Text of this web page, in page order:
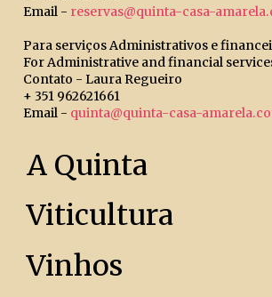
Email - reservas@quinta-casa-
Para serviços Administrativos e
For Administrative and financial
Contato - Laura Regueiro
+ 351 962621661
Email - quinta@quinta-casa-
A Quinta
Viticultura
Vinhos